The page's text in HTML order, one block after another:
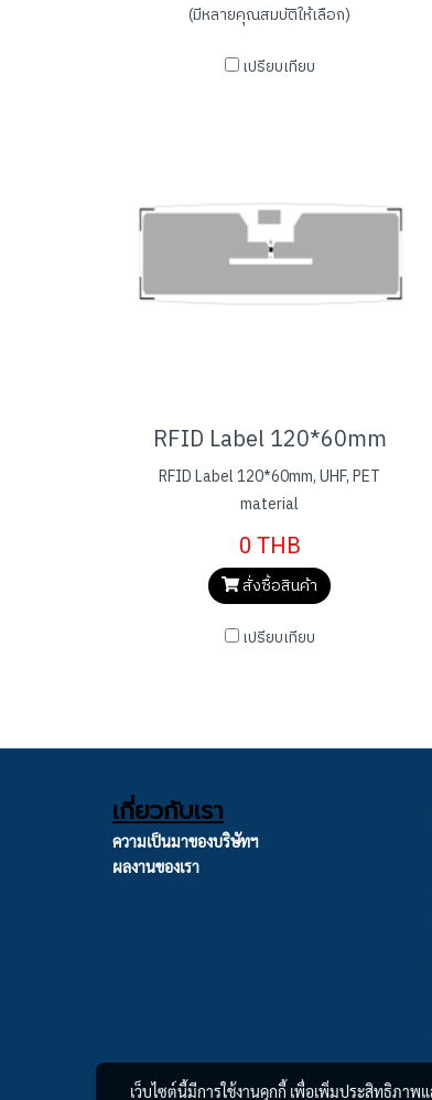
(มีหลายคุณสมบัติให้เลือก)
เปรียบเทียบ
RFID Label 120*60mm
RFID Label 120*60mm, UHF, PET
material
0 THB
สั่งซื้อสินค้า
เปรียบเทียบ
เกี่ยวกับเรา
ความเป็นมาของบริษัทฯ
ผลงานของเรา
เว็บไซต์นี้มีการใช้งานคุกกี้ เพื่อเพิ่มประสิทธิภาพ